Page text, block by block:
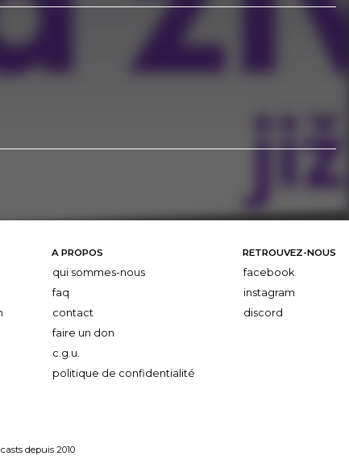
A PROPOS
qui sommes-nous
faq
contact
faire un don
c.g.u.
politique de confidentialité
RETROUVEZ-NOUS
facebook
instagram
discord
depuis 2010